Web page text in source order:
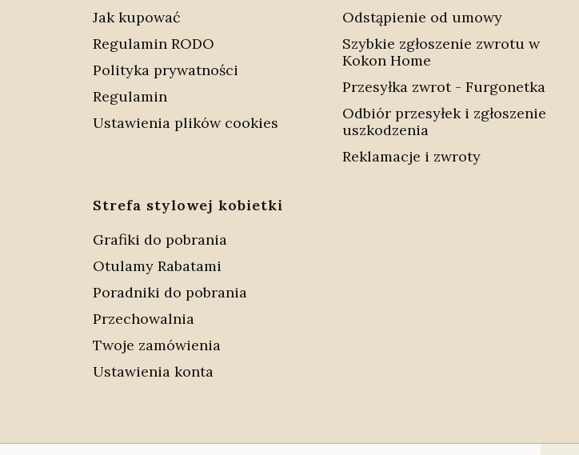
Jak kupować
Regulamin RODO
Polityka prywatności
Regulamin
Ustawienia plików cookies
Odstąpienie od umowy
Szybkie zgłoszenie zwrotu w
Kokon Home
Przesyłka zwrot - Furgonetka
Odbiór przesyłek i zgłoszenie
uszkodzenia
Reklamacje i zwroty
Strefa stylowej kobietki
Grafiki do pobrania
Otulamy Rabatami
Poradniki do pobrania
Przechowalnia
Twoje zamówienia
Ustawienia konta